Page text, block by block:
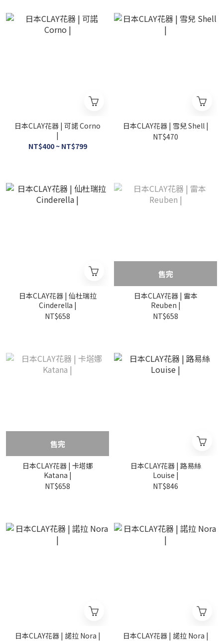
日本CLAY花器 | 可諾 Corno
|
NT$400 ~ NT$799
日本CLAY花器 | 雪兒 Shell |
NT$470
日本CLAY花器 | 仙杜瑞拉
Cinderella |
NT$658
售完
日本CLAY花器 | 雷本
Reuben |
NT$658
售完
日本CLAY花器 | 卡塔娜
Katana |
NT$658
日本CLAY花器 | 路易絲
Louise |
NT$846
日本CLAY花器 | 諾拉 Nora |
日本CLAY花器 | 諾拉 Nora |